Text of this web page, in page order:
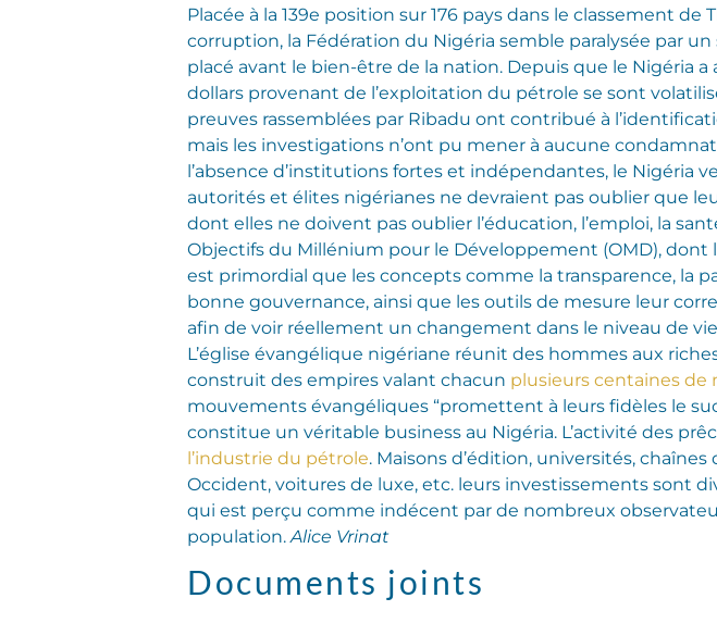
Placée à la 139e position sur 176 pays dans le classement
corruption, la Fédération du Nigéria semble paralysée par
placé avant le bien-être de la nation. Depuis que le Nigéria
dollars provenant de l’exploitation du pétrole se sont
preuves rassemblées par Ribadu ont contribué à
mais les investigations n’ont pu mener à aucune
l’absence d’institutions fortes et indépendantes, le Nigéria
autorités et élites nigérianes ne devraient pas oublier que
dont elles ne doivent pas oublier l’éducation, l’emploi, la
Objectifs du Millénium pour le Développement (OMD), dont
est primordial que les concepts comme la transparence, la
bonne gouvernance, ainsi que les outils de mesure leur
afin de voir réellement un changement dans le niveau de
L’église évangélique nigériane réunit des hommes aux
construit des empires valant chacun plusieurs centaines de
mouvements évangéliques “promettent à leurs fidèles le
constitue un véritable business au Nigéria. L’activité des
l’industrie du pétrole. Maisons d’édition, universités,
Occident, voitures de luxe, etc. leurs investissements sont
qui est perçu comme indécent par de nombreux
population.Alice Vrinat
Documents joints